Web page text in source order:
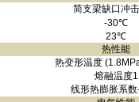
简支梁缺口冲
-30℃
23℃
热性能
热变形温度
熔融温度1
线形热膨胀系数